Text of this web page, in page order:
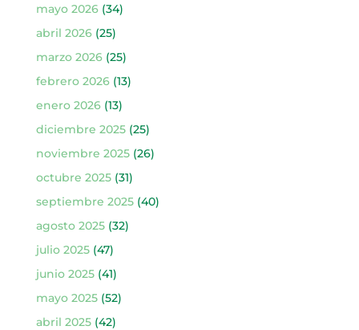
mayo 2026(34)
abril 2026(25)
marzo 2026(25)
febrero 2026(13)
enero 2026(13)
diciembre 2025(25)
noviembre 2025(26)
octubre 2025(31)
septiembre 2025(40)
agosto 2025(32)
julio 2025(47)
junio 2025(41)
mayo 2025(52)
abril 2025(42)